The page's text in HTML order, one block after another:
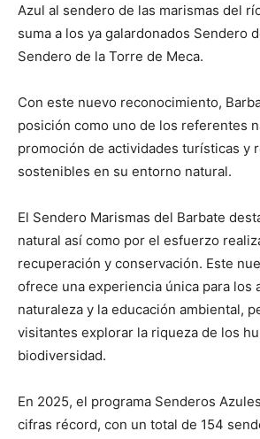
Azul al sendero de las marismas del
suma a los ya galardonados Sendero
Sendero de la Torre de Meca.
Con este nuevo reconocimiento,
posición como uno de los referentes
promoción de actividades turísticas y
sostenibles en su entorno natural.
El Sendero Marismas del Barbate
natural así como por el esfuerzo
recuperación y conservación. Este
ofrece una experiencia única para los
naturaleza y la educación ambiental,
visitantes explorar la riqueza de los
biodiversidad.
En 2025, el programa Senderos
cifras récord, con un total de 154